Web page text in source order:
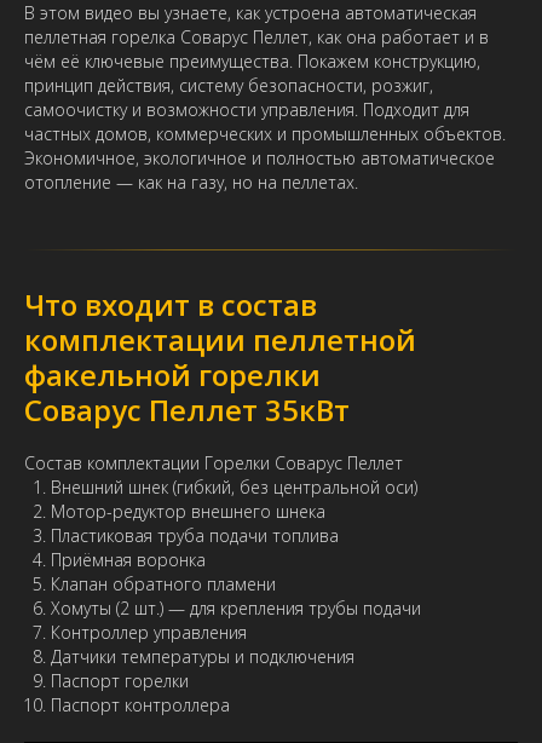
В этом видео вы узнаете, как устроена автоматическая
пеллетная горелка Соварус Пеллет, как она работает и в
чём её ключевые преимущества. Покажем конструкцию,
принцип действия, систему безопасности, розжиг,
самоочистку и возможности управления. Подходит для
частных домов, коммерческих и промышленных объектов.
Экономичное, экологичное и полностью автоматическое
отопление — как на газу, но на пеллетах.
Что входит в состав
комплектации пеллетной
факельной горелки
Соварус Пеллет 35кВт
Состав комплектации Горелки Соварус Пеллет
Внешний шнек (гибкий, без центральной оси)
Мотор-редуктор внешнего шнека
Пластиковая труба подачи топлива
Приёмная воронка
Клапан обратного пламени
Хомуты (2 шт.) — для крепления трубы подачи
Контроллер управления
Датчики температуры и подключения
Паспорт горелки
Паспорт контроллера